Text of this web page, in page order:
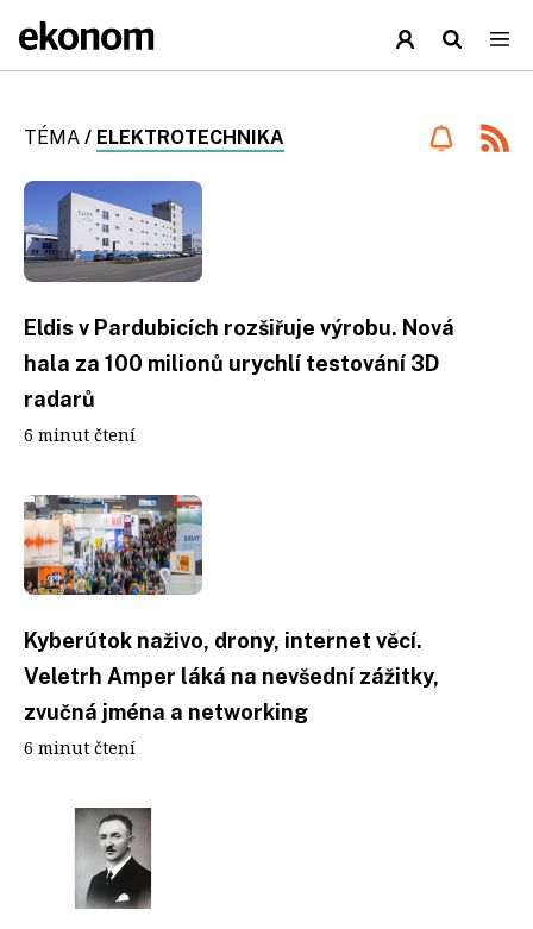
TÉMA / ELEKTROTECHNIKA
Eldis v Pardubicích rozšiřuje výrobu. Nová
hala za 100 milionů urychlí testování 3D
radarů
6 minut čtení
Kyberútok naživo, drony, internet věcí.
Veletrh Amper láká na nevšední zážitky,
zvučná jména a networking
6 minut čtení